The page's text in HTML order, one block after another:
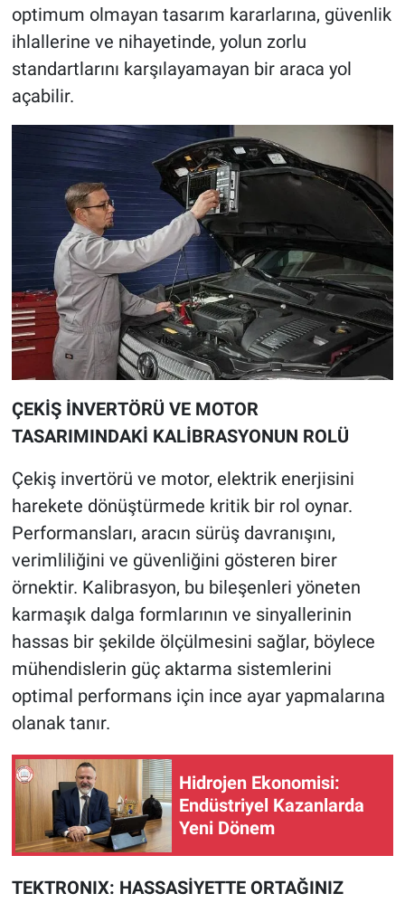
optimum olmayan tasarım kararlarına, güvenlik
ihlallerine ve nihayetinde, yolun zorlu
standartlarını karşılayamayan bir araca yol
açabilir.
ÇEKİŞ İNVERTÖRÜ VE MOTOR
TASARIMINDAKİ KALİBRASYONUN ROLÜ
Çekiş invertörü ve motor, elektrik enerjisini
harekete dönüştürmede kritik bir rol oynar.
Performansları, aracın sürüş davranışını,
verimliliğini ve güvenliğini gösteren birer
örnektir. Kalibrasyon, bu bileşenleri yöneten
karmaşık dalga formlarının ve sinyallerinin
hassas bir şekilde ölçülmesini sağlar, böylece
mühendislerin güç aktarma sistemlerini
optimal performans için ince ayar yapmalarına
olanak tanır.
Hidrojen Ekonomisi:
Endüstriyel Kazanlarda
Yeni Dönem
TEKTRONIX: HASSASİYETTE ORTAĞINIZ